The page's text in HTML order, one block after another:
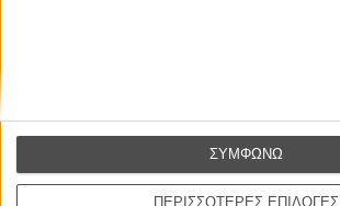
ΠΕΡΙΣΣΟΤΕΡΕΣ ΕΠΙΛΟΓΕΣ
ΣΥΜΦΩΝΩ